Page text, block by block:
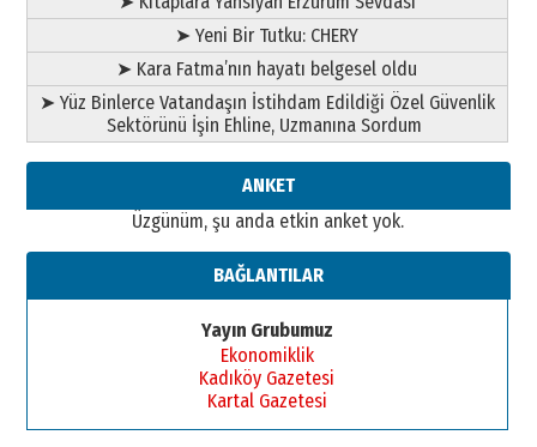
➤ Yeni Bir Tutku: CHERY
➤ Kara Fatma’nın hayatı belgesel oldu
➤ Yüz Binlerce Vatandaşın İstihdam Edildiği Özel Güvenlik
Sektörünü İşin Ehline, Uzmanına Sordum
ANKET
Üzgünüm, şu anda etkin anket yok.
BAĞLANTILAR
Yayın Grubumuz
Ekonomiklik
Kadıköy Gazetesi
Kartal Gazetesi